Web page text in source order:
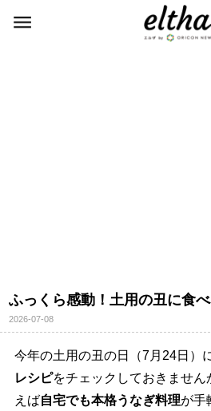
ふっくら感動！土用の丑に食
2026-07-08
今年の土用の丑の日（7月24日）
レシピをチェックしておきません
えば自宅でも本格うなぎ料理が手